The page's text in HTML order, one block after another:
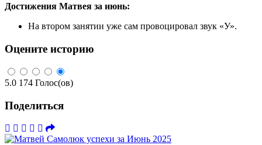
Достижения Матвея за июнь:
На втором занятии уже сам провоцировал звук «У».
Оцените историю
5.0 174 Голос(ов)
Поделиться